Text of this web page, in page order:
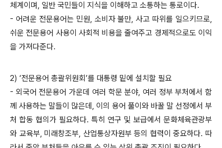
체계이며, 일반 국민들이 지식을 이해하고 소통하는 통로이다.
- 어려운 전문용어는 민원, 소비자 불만, 사고 따위를 일으키므로,
쉬운 전문용어 사용이 사회적 비용을 줄여주고 경제적으로도 이익
을 가져다준다.
2) ‘전문용어 총괄위원회’를 대통령 밑에 설치할 필요
- 외국어 전문용어 가운데 여러 학문 분야, 여러 정부 부처에서 함
께 사용하는 말들이 많은데, 이의 용어 풀이와 바꿀 말 선정에서 부
처 합동 협의가 필요하다. 특히 연구 및 보급에서 문화체육관광부
와 교육부, 미래창조부, 산업통상자원부 등의 협력이 중요하다. 따